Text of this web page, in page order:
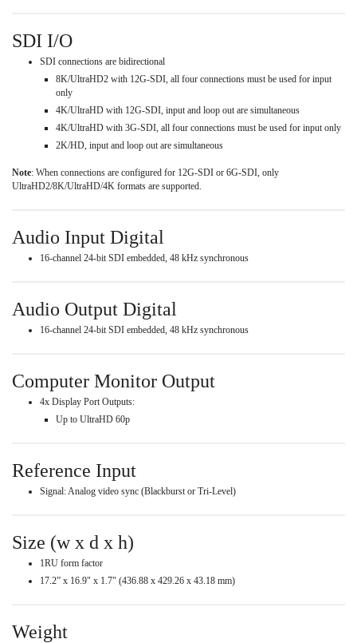
SDI I/O
SDI connections are bidirectional
8K/UltraHD2 with 12G-SDI, all four connections must be used for input
only
4K/UltraHD with 12G-SDI, input and loop out are simultaneous
4K/UltraHD with 3G-SDI, all four connections must be used for input only
2K/HD, input and loop out are simultaneous
Note: When connections are configured for 12G-SDI or 6G-SDI, only
UltraHD2/8K/UltraHD/4K formats are supported.
Audio Input Digital
16-channel 24-bit SDI embedded, 48 kHz synchronous
Audio Output Digital
16-channel 24-bit SDI embedded, 48 kHz synchronous
Computer Monitor Output
4x Display Port Outputs:
Up to UltraHD 60p
Reference Input
Signal: Analog video sync (Blackburst or Tri-Level)
Size (w x d x h)
1RU form factor
17.2” x 16.9" x 1.7" (436.88 x 429.26 x 43.18 mm)
Weight